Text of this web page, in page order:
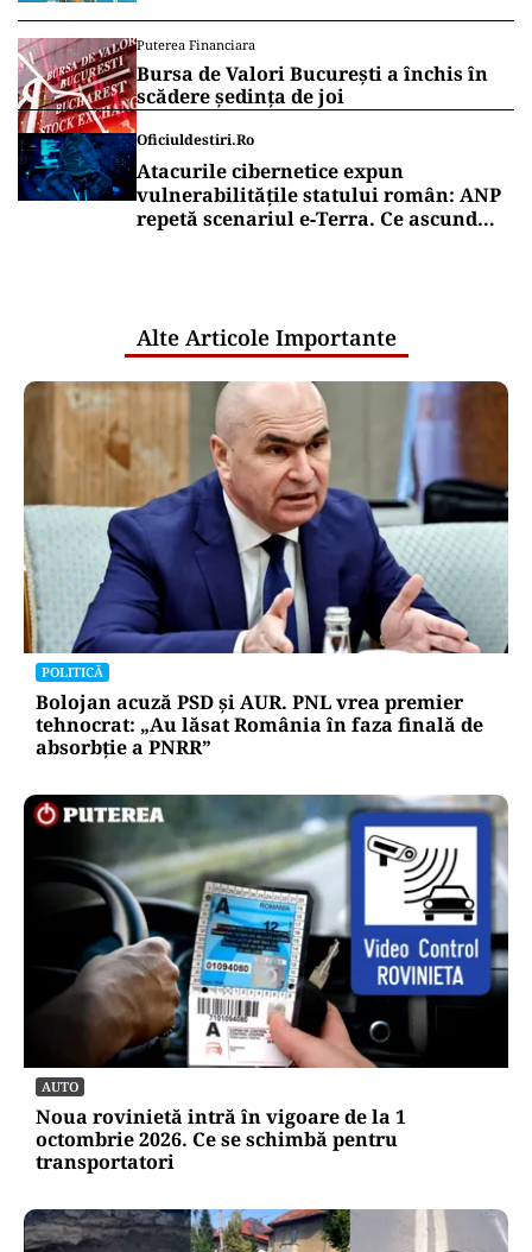
Puterea Financiara
Bursa de Valori București a închis în
scădere ședința de joi
Oficiuldestiri.ro
Atacurile cibernetice expun
vulnerabilitățile statului român: ANP
repetă scenariul e‑Terra. Ce ascund
Alte Articole Importante
POLITICĂ
Bolojan acuză PSD și AUR. PNL vrea premier
tehnocrat: „Au lăsat România în faza finală de
absorbţie a PNRR”
AUTO
Noua rovinietă intră în vigoare de la 1
octombrie 2026. Ce se schimbă pentru
transportatori